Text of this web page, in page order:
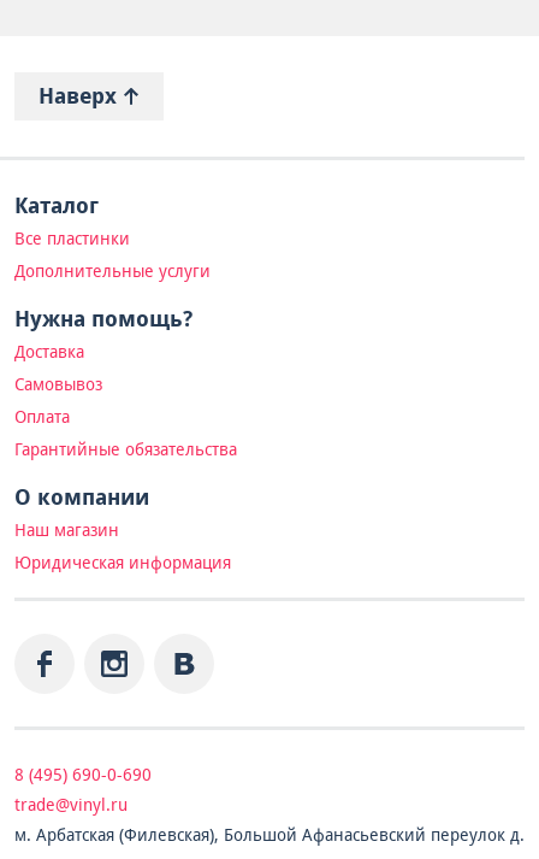
Наверх
Каталог
Все пластинки
Дополнительные услуги
Нужна помощь?
Доставка
Самовывоз
Оплата
Гарантийные обязательства
О компании
Наш магазин
Юридическая информация
8 (495) 690-0-690
trade@vinyl.ru
м. Арбатская (Филевская), Большой Афанасьевский переулок д.